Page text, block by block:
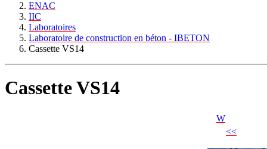
ENAC
IIC
Laboratoires
Laboratoire de construction en béton - IBETON
Cassette VS14
Cassette VS14
W
<<